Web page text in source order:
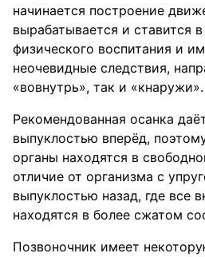
начинается построение
вырабатывается и ставится
физического воспитания и
неочевидные следствия,
«вовнутрь», так и «кнаружи».
Рекомендованная осанка
выпуклостью вперёд,
органы находятся в
отличие от организма с
выпуклостью назад, где все
находятся в более сжатом
Позвоночник имеет